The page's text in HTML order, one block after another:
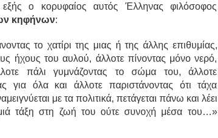
εξής ο κορυφαίος αυτός Έλληνας φιλόσοφος
κηφήνων:
το χατίρι της μιας ή της άλλης επιθυμίας,
ήχους του αυλού, άλλοτε πίνοντας μόνο νερό,
πάλι γυμνάζοντας το σώμα του, άλλοτε
για όλα και άλλοτε παριστάνοντας ότι τάχα
με τα πολιτικά, πετάγεται πάνω και λέει
τάξη στη ζωή του ούτε συνοχή μέσα του…»